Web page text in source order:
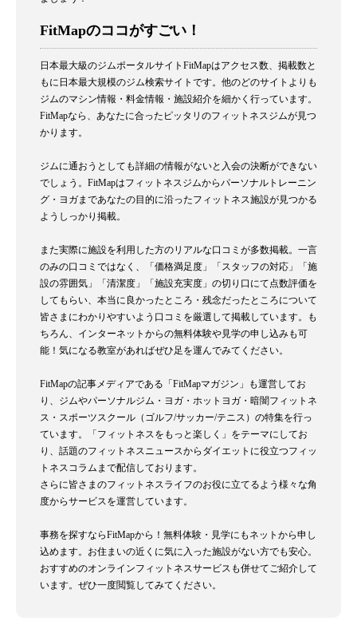
FitMapのココがすごい！
日本最大級のジムポータルサイトFitMapはアクセス数、掲載数と
もに日本最大規模のジム検索サイトです。他のどのサイトよりも
ジムのマシン情報・料金情報・施設紹介を細かく行っています。
FitMapなら、あなたに合ったピッタリのフィットネスジムが見つ
かります。
ジムに通おうとしても詳細の情報がないと入会の決断ができない
でしょう。FitMapはフィットネスジムからパーソナルトレーニン
グ・ヨガまであなたの目的に沿ったフィットネス施設が見つかる
ようしっかり掲載。
また実際に施設を利用した方のリアルな口コミが多数掲載。一言
のみの口コミではなく、「価格満足度」「スタッフの対応」「施
設の雰囲気」「清潔度」「施設充実度」の切り口にて点数評価を
してもらい、本当に良かったところ・残念だったところについて
皆さまにわかりやすいよう口コミを厳選して掲載しています。も
ちろん、インターネットからの無料体験や見学の申し込みも可
能！気になる教室があればぜひ足を運んでみてください。
FitMapの記事メディアである「FitMapマガジン」も運営してお
り、ジムやパーソナルジム・ヨガ・ホットヨガ・暗闇フィットネ
ス・スポーツスクール（ゴルフ/サッカー/テニス）の特集を行っ
ています。「フィットネスをもっと楽しく」をテーマにしてお
り、話題のフィットネスニュースからダイエットに役立つフィッ
トネスコラムまで配信しております。
さらに皆さまのフィットネスライフのお役に立てるよう様々な角
度からサービスを運営しています。
事務を探すならFitMapから！無料体験・見学にもネットから申し
込めます。お住まいの近くに気に入った施設がない方でも安心。
おすすめのオンラインフィットネスサービスも併せてご紹介して
います。ぜひ一度閲覧してみてください。